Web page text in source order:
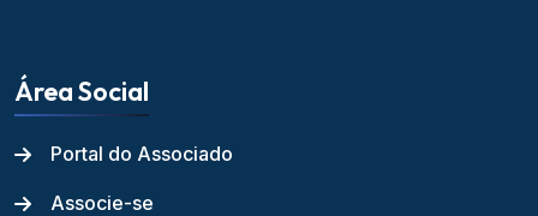
Área Social
Portal do Associado
Associe-se